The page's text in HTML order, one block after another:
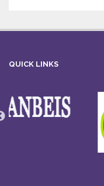
QUICK LINKS